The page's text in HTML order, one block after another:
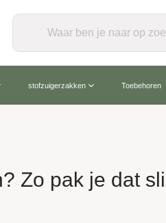
stofzuigerzakken Toebehoren
Zo pak je dat